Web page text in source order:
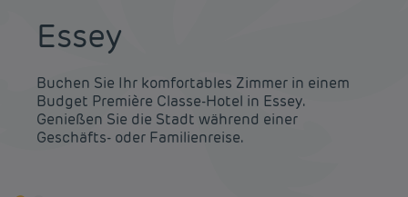
Essey
Buchen Sie Ihr komfortables Zimmer in einem
Budget Première Classe-Hotel in Essey.
Genießen Sie die Stadt während einer
Geschäfts- oder Familienreise.